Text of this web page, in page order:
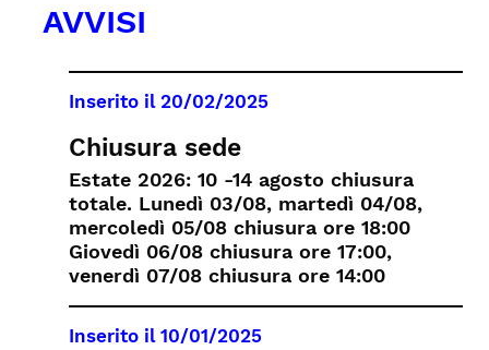
AVVISI
Chiusura sede
Estate 2026: 10 -14 agosto chiusura
totale. Lunedì 03/08, martedì 04/08,
mercoledì 05/08 chiusura ore 18:00
Giovedì 06/08 chiusura ore 17:00,
venerdì 07/08 chiusura ore 14:00
Inserito il 20/02/2025
Inserito il 10/01/2025